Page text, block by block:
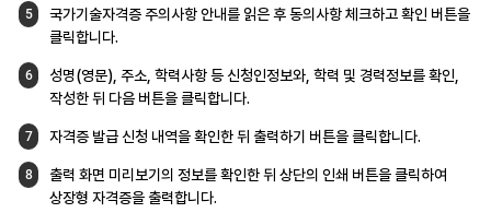
5 국가기술자격증 주의사항 안내를 읽은 후동의사항 체크하고 확인 버튼을
클릭합니다.
6 성명(영문), 주소, 학력사항 등 신청인정보와, 학력 및 경력정보를 확인,
작성한 뒤 다음 버튼을클릭합니다.
7 자격증 발급 신청 내역을 확인한 뒤 출력하기 버튼을 클릭합니다.
8 출력 화면 미리보기의 정보를 확인한 뒤 상단의 인쇄 버튼을 클릭하여
상장형 자격증을 출력합니다.